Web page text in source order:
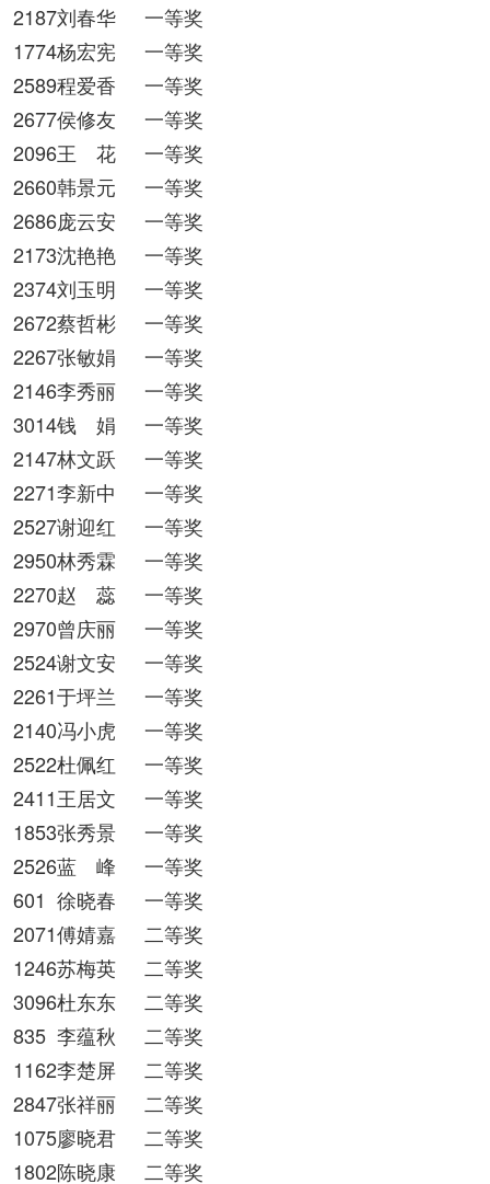
2187刘春华
一等奖
1774杨宏宪
一等奖
2589程爱香
一等奖
2677侯修友
一等奖
2096王 花
一等奖
2660韩景元
一等奖
2686庞云安
一等奖
2173沈艳艳
一等奖
2374刘玉明
一等奖
2672蔡哲彬
一等奖
2267张敏娟
一等奖
2146李秀丽
一等奖
3014钱 娟
一等奖
2147林文跃
一等奖
2271李新中
一等奖
2527谢迎红
一等奖
2950林秀霖
一等奖
2270赵 蕊
一等奖
2970曾庆丽
一等奖
2524谢文安
一等奖
2261于坪兰
一等奖
2140冯小虎
一等奖
2522杜佩红
一等奖
2411王居文
一等奖
1853张秀景
一等奖
2526蓝 峰
一等奖
601 徐晓春
一等奖
2071傅婧嘉
二等奖
1246苏梅英
二等奖
3096杜东东
二等奖
835 李蕴秋
二等奖
1162李楚屏
二等奖
2847张祥丽
二等奖
1075廖晓君
二等奖
1802陈晓康
二等奖